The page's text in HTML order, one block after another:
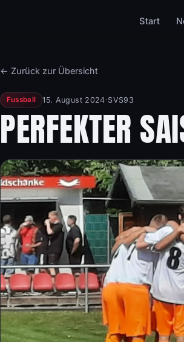
Start
← Zurück zur Übersicht
Fussball 15. August 2024·SVS93
PERFEKTER